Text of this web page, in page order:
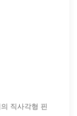
직사각형 핀